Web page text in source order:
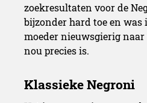
zoekresultaten voor de
bijzonder hard toe en was
moeder nieuwsgierig
nou precies is.